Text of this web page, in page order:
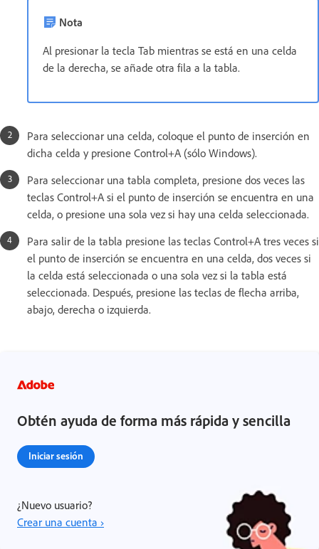
Nota
Al presionar la tecla Tab mientras se está en una celda
de la derecha, se añade otra fila a la tabla.
Para seleccionar una celda, coloque el punto de inserción en
dicha celda y presione Control+A (sólo Windows).
Para seleccionar una tabla completa, presione dos veces las
teclas Control+A si el punto de inserción se encuentra en una
celda, o presione una sola vez si hay una celda seleccionada.
Para salir de la tabla presione las teclas Control+A tres veces si
el punto de inserción se encuentra en una celda, dos veces si
la celda está seleccionada o una sola vez si la tabla está
seleccionada. Después, presione las teclas de flecha arriba,
abajo, derecha o izquierda.
Obtén ayuda de forma más rápida y sencilla
Iniciar sesión
¿Nuevo usuario?
Crear una cuenta ›